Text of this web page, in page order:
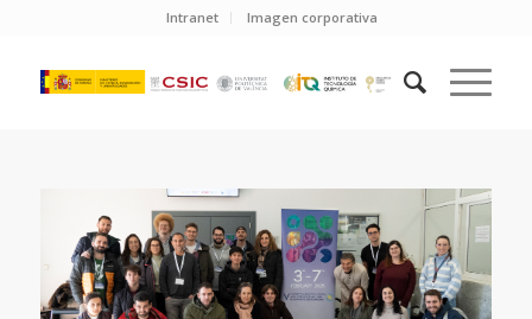
Intranet Imagen corporativa